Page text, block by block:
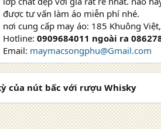
được tư vấn làm áo miễn phí nhé.
nơi cung cấp may áo: 185 Khuông
Hotline: 0909684011 ngoài ra
Email: maymacsongphu@Gmail.com
của nút bấc với rượu Whisky